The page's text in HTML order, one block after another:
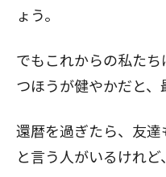
ょう。
でもこれからの私た
つほうが健やかだと、
還暦を過ぎたら、友
と言う人がいるけれど